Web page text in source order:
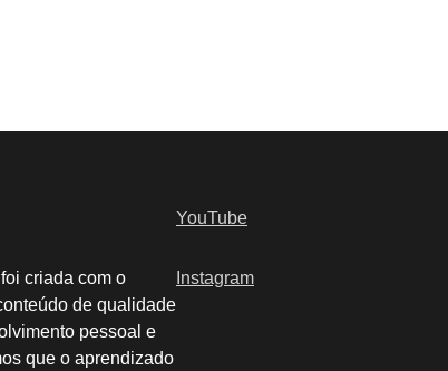
foi criada com o
de qualidade
pessoal e
que o aprendizado
YouTube
Instagram